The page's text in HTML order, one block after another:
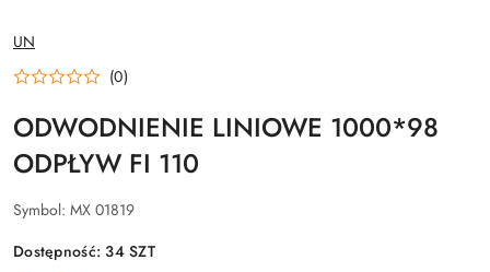
NAZWA
PRODUCENTA:
UN
(0)
ODWODNIENIE LINIOWE 1000*98
ODPŁYW FI 110
Symbol: MX 01819
Dostępność:34SZT